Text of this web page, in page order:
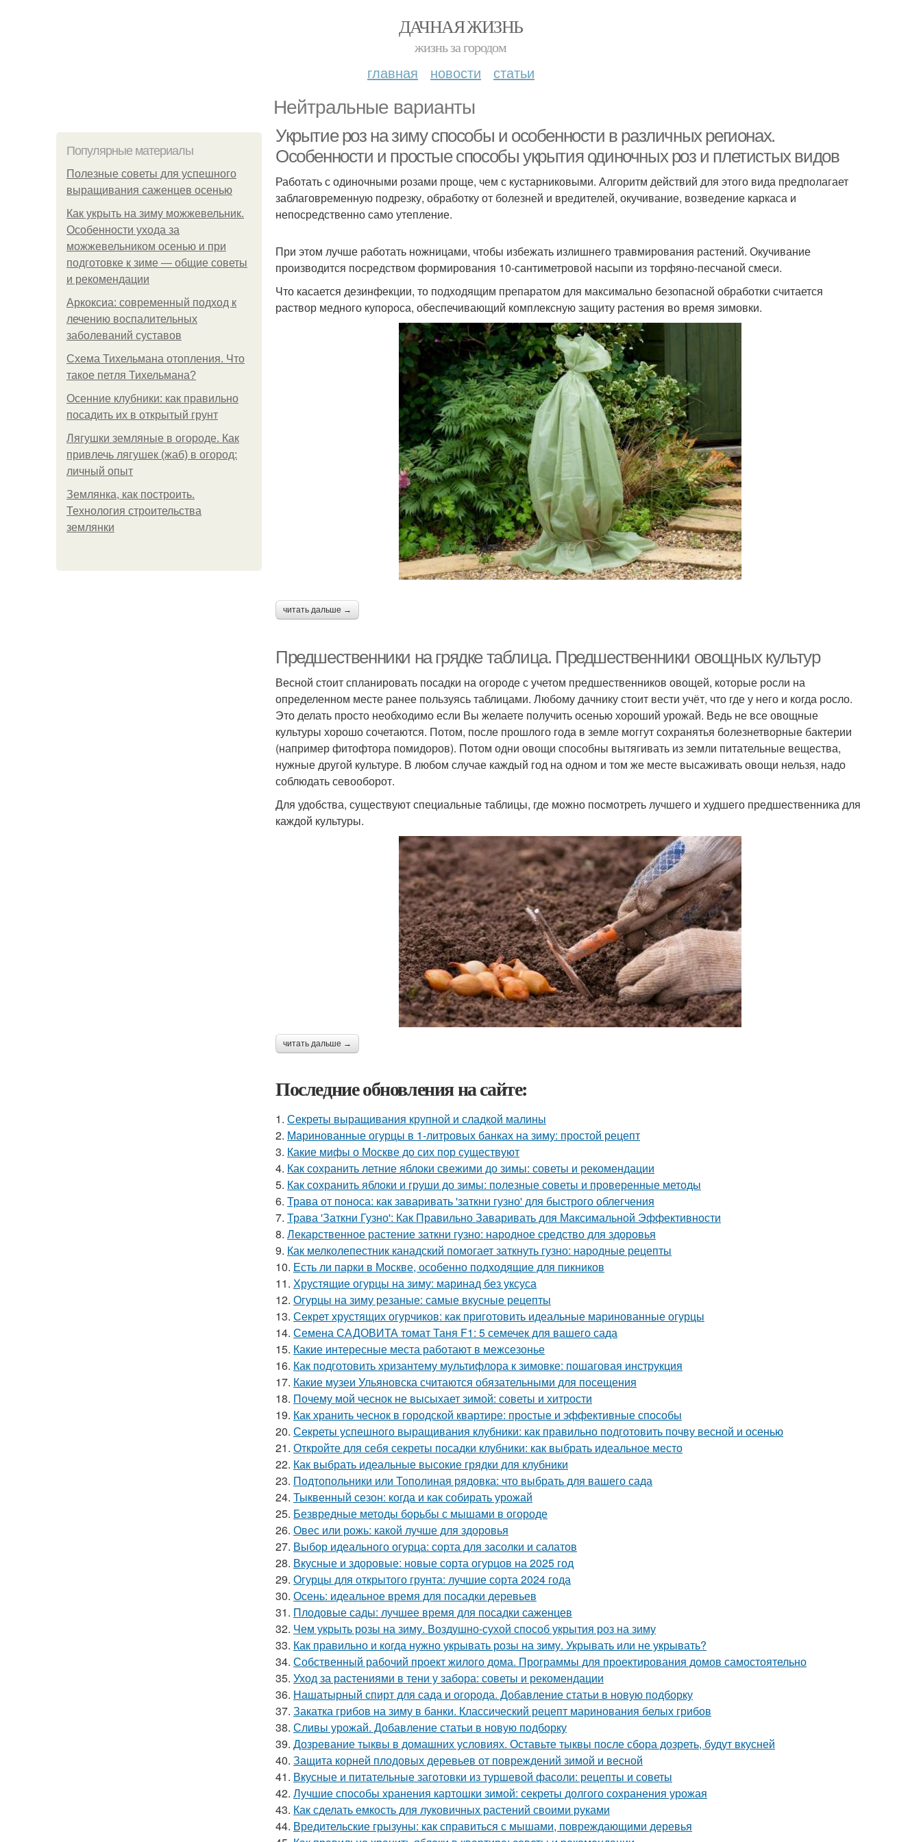
ДАЧНАЯ ЖИЗНЬ
жизнь за городом
главная новости статьи
Нейтральные варианты
Популярные материалы
Полезные советы для успешного
выращивания саженцев осенью
Как укрыть на зиму можжевельник.
Особенности ухода за
можжевельником осенью и при
подготовке к зиме — общие советы
и рекомендации
Аркоксиа: современный подход к
лечению воспалительных
заболеваний суставов
Схема Тихельмана отопления. Что
такое петля Тихельмана?
Осенние клубники: как правильно
посадить их в открытый грунт
Лягушки земляные в огороде. Как
привлечь лягушек (жаб) в огород:
личный опыт
Землянка, как построить.
Технология строительства
землянки
Укрытие роз на зиму способы и особенности в различных регионах.
Особенности и простые способы укрытия одиночных роз и плетистых видов
Работать с одиночными розами проще, чем с кустарниковыми. Алгоритм действий для этого вида предполагает
заблаговременную подрезку, обработку от болезней и вредителей, окучивание, возведение каркаса и
непосредственно само утепление.
При этом лучше работать ножницами, чтобы избежать излишнего травмирования растений. Окучивание
производится посредством формирования 10-сантиметровой насыпи из торфяно-песчаной смеси.
Что касается дезинфекции, то подходящим препаратом для максимально безопасной обработки считается
раствор медного купороса, обеспечивающий комплексную защиту растения во время зимовки.
читать дальше →
Предшественники на грядке таблица. Предшественники овощных культур
Весной стоит спланировать посадки на огороде с учетом предшественников овощей, которые росли на
определенном месте ранее пользуясь таблицами. Любому дачнику стоит вести учёт, что где у него и когда росло.
Это делать просто необходимо если Вы желаете получить осенью хороший урожай. Ведь не все овощные
культуры хорошо сочетаются. Потом, после прошлого года в земле моггут сохранятья болезнетворные бактерии
(например фитофтора помидоров). Потом одни овощи способны вытягивать из земли питательные вещества,
нужные другой культуре. В любом случае каждый год на одном и том же месте высаживать овощи нельзя, надо
соблюдать севооборот.
Для удобства, существуют специальные таблицы, где можно посмотреть лучшего и худшего предшественника для
каждой культуры.
читать дальше →
Последние обновления на сайте:
1. Секреты выращивания крупной и сладкой малины
2. Маринованные огурцы в 1-литровых банках на зиму: простой рецепт
3. Какие мифы о Москве до сих пор существуют
4. Как сохранить летние яблоки свежими до зимы: советы и рекомендации
5. Как сохранить яблоки и груши до зимы: полезные советы и проверенные методы
6. Трава от поноса: как заваривать 'заткни гузно' для быстрого облегчения
7. Трава 'Заткни Гузно': Как Правильно Заваривать для Максимальной Эффективности
8. Лекарственное растение заткни гузно: народное средство для здоровья
9. Как мелколепестник канадский помогает заткнуть гузно: народные рецепты
10. Есть ли парки в Москве, особенно подходящие для пикников
11. Хрустящие огурцы на зиму: маринад без уксуса
12. Огурцы на зиму резаные: самые вкусные рецепты
13. Секрет хрустящих огурчиков: как приготовить идеальные маринованные огурцы
14. Семена САДОВИТА томат Таня F1: 5 семечек для вашего сада
15. Какие интересные места работают в межсезонье
16. Как подготовить хризантему мультифлора к зимовке: пошаговая инструкция
17. Какие музеи Ульяновска считаются обязательными для посещения
18. Почему мой чеснок не высыхает зимой: советы и хитрости
19. Как хранить чеснок в городской квартире: простые и эффективные способы
20. Секреты успешного выращивания клубники: как правильно подготовить почву весной и осенью
21. Откройте для себя секреты посадки клубники: как выбрать идеальное место
22. Как выбрать идеальные высокие грядки для клубники
23. Подтопольники или Тополиная рядовка: что выбрать для вашего сада
24. Тыквенный сезон: когда и как собирать урожай
25. Безвредные методы борьбы с мышами в огороде
26. Овес или рожь: какой лучше для здоровья
27. Выбор идеального огурца: сорта для засолки и салатов
28. Вкусные и здоровые: новые сорта огурцов на 2025 год
29. Огурцы для открытого грунта: лучшие сорта 2024 года
30. Осень: идеальное время для посадки деревьев
31. Плодовые сады: лучшее время для посадки саженцев
32. Чем укрыть розы на зиму. Воздушно-сухой способ укрытия роз на зиму
33. Как правильно и когда нужно укрывать розы на зиму. Укрывать или не укрывать?
34. Собственный рабочий проект жилого дома. Программы для проектирования домов самостоятельно
35. Уход за растениями в тени у забора: советы и рекомендации
36. Нашатырный спирт для сада и огорода. Добавление статьи в новую подборку
37. Закатка грибов на зиму в банки. Классический рецепт маринования белых грибов
38. Сливы урожай. Добавление статьи в новую подборку
39. Дозревание тыквы в домашних условиях. Оставьте тыквы после сбора дозреть, будут вкусней
40. Защита корней плодовых деревьев от повреждений зимой и весной
41. Вкусные и питательные заготовки из туршевой фасоли: рецепты и советы
42. Лучшие способы хранения картошки зимой: секреты долгого сохранения урожая
43. Как сделать емкость для луковичных растений своими руками
44. Вредительские грызуны: как справиться с мышами, повреждающими деревья